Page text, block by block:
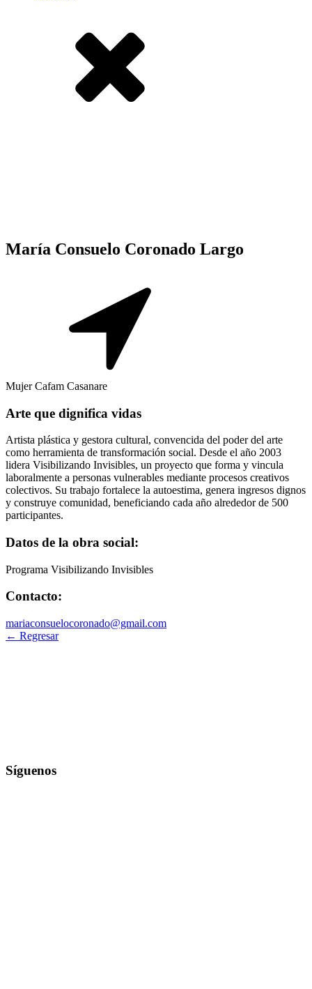
María Consuelo Coronado Largo
Mujer Cafam Casanare
Arte que dignifica vidas
Artista plástica y gestora cultural, convencida del poder del arte
como herramienta de transformación social. Desde el año 2003
lidera Visibilizando Invisibles, un proyecto que forma y vincula
laboralmente a personas vulnerables mediante procesos creativos
colectivos. Su trabajo fortalece la autoestima, genera ingresos dignos
y construye comunidad, beneficiando cada año alrededor de 500
participantes.
Datos de la obra social:
Programa Visibilizando Invisibles
Contacto:
mariaconsuelocoronado@gmail.com
← Regresar
Síguenos